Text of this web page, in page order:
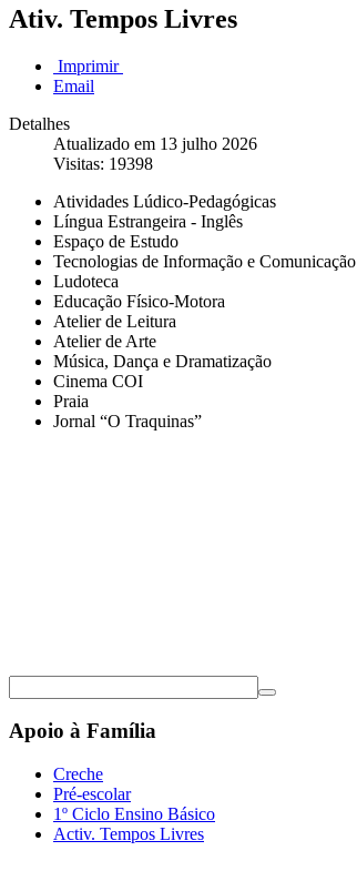
Ativ. Tempos Livres
Imprimir
Email
Detalhes
Atualizado em 13 julho 2026
Visitas: 19398
Atividades Lúdico-Pedagógicas
Língua Estrangeira - Inglês
Espaço de Estudo
Tecnologias de Informação e Comunicação
Ludoteca
Educação Físico-Motora
Atelier de Leitura
Atelier de Arte
Música, Dança e Dramatização
Cinema COI
Praia
Jornal “O Traquinas”
Apoio à Família
Creche
Pré-escolar
1º Ciclo Ensino Básico
Activ. Tempos Livres